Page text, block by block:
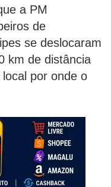
a PM
de
se deslocaram
km de distância
por onde o